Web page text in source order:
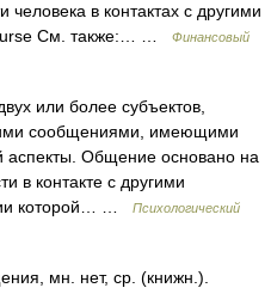
в контактах с другими
См. также:… …
Финансовый
или более субъектов,
сообщениями, имеющими
Общение основано на
в контакте с другими
которой… …
Психологический
мн. нет, ср. (книжн.).